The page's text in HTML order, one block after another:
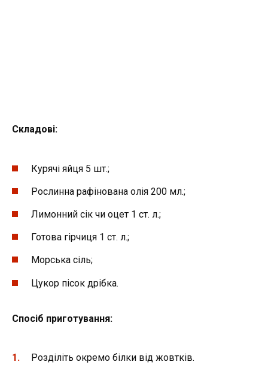
Складові:
Курячі яйця 5 шт.;
Рослинна рафінована олія 200 мл.;
Лимонний сік чи оцет 1 ст. л.;
Готова гірчиця 1 ст. л.;
Морська сіль;
Цукор пісок дрібка.
Спосіб приготування:
Розділіть окремо білки від жовтків.